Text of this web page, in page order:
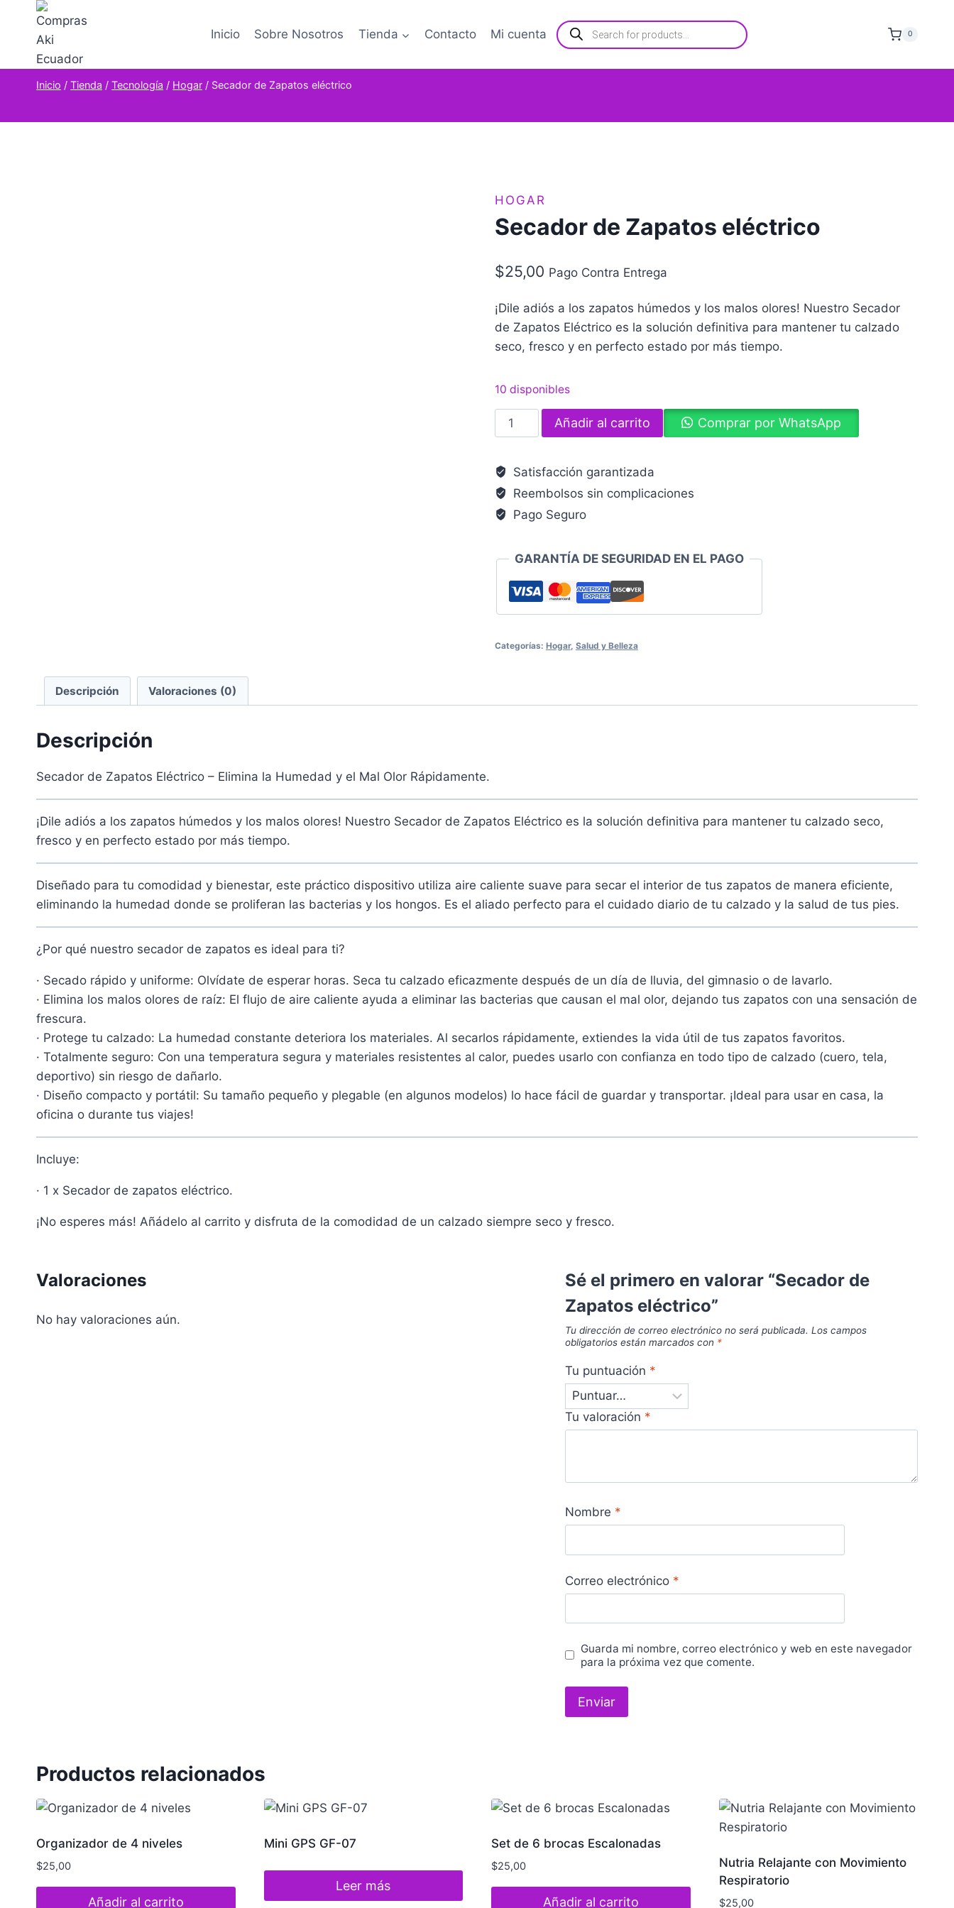
contenido
Inicio Sobre Nosotros Tienda Contacto Mi cuenta
Búsqueda
de
productos
0
Inicio / Tienda / Tecnología / Hogar / Secador de Zapatos eléctrico
HOGAR
Secador de Zapatos eléctrico
$25,00 Pago Contra Entrega
¡Dile adiós a los zapatos húmedos y los malos olores! Nuestro Secador
de Zapatos Eléctrico es la solución definitiva para mantener tu calzado
seco, fresco y en perfecto estado por más tiempo.
10 disponibles
Secador
de
eléctrico
cantidad
Añadir al carrito Comprar por WhatsApp
Satisfacción garantizada
Reembolsos sin complicaciones
Pago Seguro
GARANTÍA DE SEGURIDAD EN EL PAGO
Categorías: Hogar, Salud y Belleza
Descripción Valoraciones (0)
Descripción
Secador de Zapatos Eléctrico – Elimina la Humedad y el Mal Olor Rápidamente.
¡Dile adiós a los zapatos húmedos y los malos olores! Nuestro Secador de Zapatos Eléctrico es la solución definitiva para mantener tu calzado seco,
fresco y en perfecto estado por más tiempo.
Diseñado para tu comodidad y bienestar, este práctico dispositivo utiliza aire caliente suave para secar el interior de tus zapatos de manera eficiente,
eliminando la humedad donde se proliferan las bacterias y los hongos. Es el aliado perfecto para el cuidado diario de tu calzado y la salud de tus pies.
¿Por qué nuestro secador de zapatos es ideal para ti?
· Secado rápido y uniforme: Olvídate de esperar horas. Seca tu calzado eficazmente después de un día de lluvia, del gimnasio o de lavarlo.
· Elimina los malos olores de raíz: El flujo de aire caliente ayuda a eliminar las bacterias que causan el mal olor, dejando tus zapatos con una sensación de
frescura.
· Protege tu calzado: La humedad constante deteriora los materiales. Al secarlos rápidamente, extiendes la vida útil de tus zapatos favoritos.
· Totalmente seguro: Con una temperatura segura y materiales resistentes al calor, puedes usarlo con confianza en todo tipo de calzado (cuero, tela,
deportivo) sin riesgo de dañarlo.
· Diseño compacto y portátil: Su tamaño pequeño y plegable (en algunos modelos) lo hace fácil de guardar y transportar. ¡Ideal para usar en casa, la
oficina o durante tus viajes!
Incluye:
· 1 x Secador de zapatos eléctrico.
¡No esperes más! Añádelo al carrito y disfruta de la comodidad de un calzado siempre seco y fresco.
Valoraciones
No hay valoraciones aún.
Sé el primero en valorar “Secador de
Zapatos eléctrico”
Tu dirección de correo electrónico no será publicada. Los campos
obligatorios están marcados con *
Tu puntuación *
Tu valoración *
Nombre *
Correo electrónico *
Guarda mi nombre, correo electrónico y web en este navegador
para la próxima vez que comente.
Productos relacionados
Organizador de 4 niveles
$25,00
Añadir al carrito
Mini GPS GF-07
Leer más
Set de 6 brocas Escalonadas
$25,00
Añadir al carrito
Nutria Relajante con Movimiento
Respiratorio
$25,00